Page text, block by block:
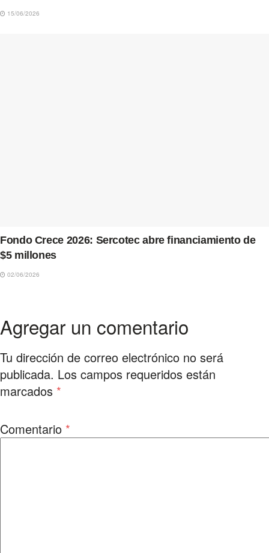
15/06/2026
Fondo Crece 2026: Sercotec abre financiamiento de
$5 millones
02/06/2026
Agregar un comentario
Tu dirección de correo electrónico no será
publicada. Los campos requeridos están
marcados *
Comentario *